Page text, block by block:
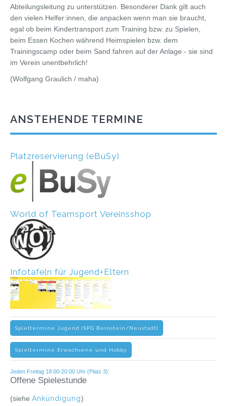
Abteilungsleitung zu unterstützen. Besonderer Dank gilt auch
den vielen Helfer:innen, die anpacken wenn man sie braucht,
egal ob beim Kindertransport zum Training bzw. zu Spielen,
beim Essen Kochen während Heimspielen bzw. dem
Trainingscamp oder beim Sand fahren auf der Anlage - sie sind
im Verein unentbehrlich!
(Wolfgang Graulich / maha)
ANSTEHENDE TERMINE
Platzreservierung (eBuSy)
World of Teamsport Vereinsshop
Infotafeln für Jugend+Eltern
Spieltermine Jugend (SPG Beinstein/Neustadt)
Spieltermine Erwachsene und Hobby
Jeden Freitag 18:00-20:00 Uhr (Platz 3):
Offene Spielestunde
(siehe Ankündigung)